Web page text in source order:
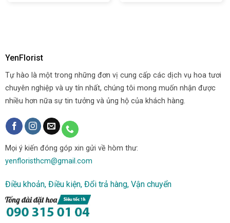
YenFlorist
Tự hào là một trong những đơn vị cung cấp các dịch vụ hoa tươi
chuyên nghiệp và uy tín nhất, chúng tôi mong muốn nhận được
nhiều hơn nữa sự tin tưởng và ủng hộ của khách hàng.
Mọi ý kiến đóng góp xin gửi về hòm thư:
yenfloristhcm@gmail.com
Điều khoản, Điều kiện, Đổi trả hàng, Vận chuyển